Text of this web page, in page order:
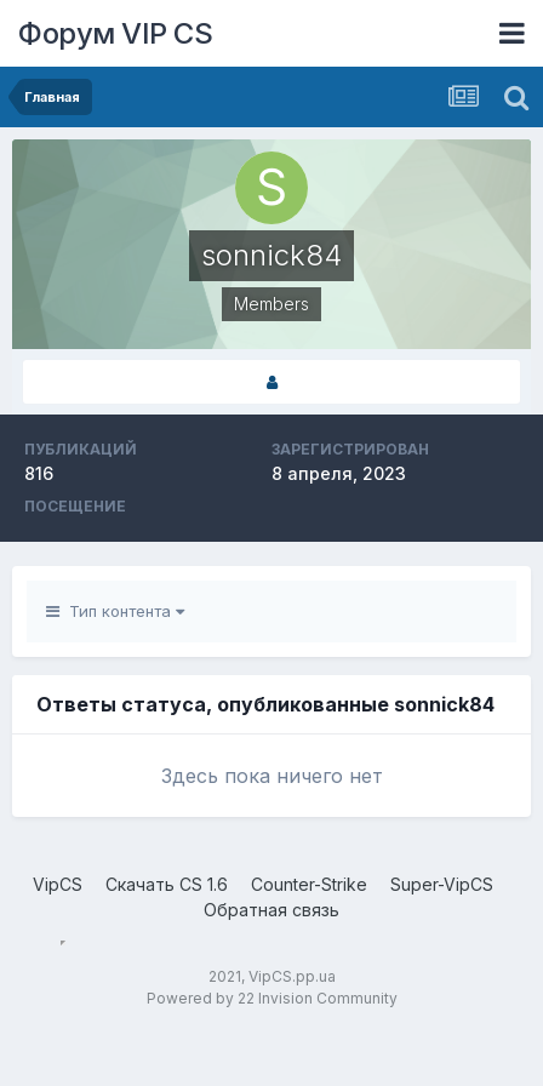
Форум VIP CS
Главная
sonnick84
Members
ПУБЛИКАЦИЙ
816
ЗАРЕГИСТРИРОВАН
8 апреля, 2023
ПОСЕЩЕНИЕ
Тип контента
Ответы статуса, опубликованные sonnick84
Здесь пока ничего нет
VipCS Скачать CS 1.6 Counter-Strike
Super-VipCS
Обратная связь
2021, VipCS.pp.ua
Powered by 22 Invision Community